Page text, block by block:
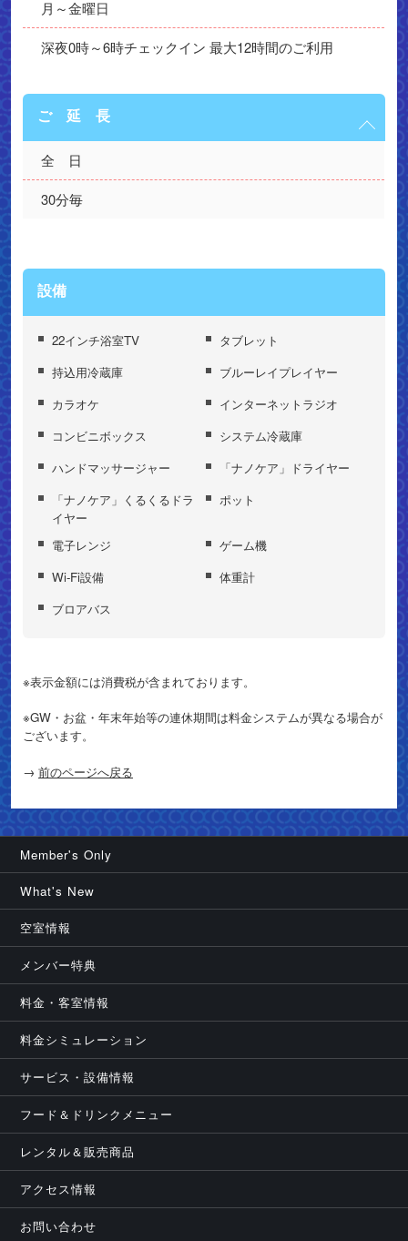
月～金曜日
深夜0時～6時チェックイン 最大12時間のご利用
ご 延 長
全　日
30分毎
設備
22インチ浴室TV
タブレット
持込用冷蔵庫
ブルーレイプレイヤー
カラオケ
インターネットラジオ
コンビニボックス
システム冷蔵庫
ハンドマッサージャー
「ナノケア」ドライヤー
「ナノケア」くるくるドラ
イヤー
ポット
電子レンジ
ゲーム機
Wi-Fi設備
体重計
ブロアバス
※表示金額には消費税が含まれております。
※GW・お盆・年末年始等の連休期間は料金システムが異なる場合が
ございます。
→ 前のページへ戻る
Member's Only
What's New
空室情報
メンバー特典
料金・客室情報
料金シミュレーション
サービス・設備情報
フード＆ドリンクメニュー
レンタル＆販売商品
アクセス情報
お問い合わせ